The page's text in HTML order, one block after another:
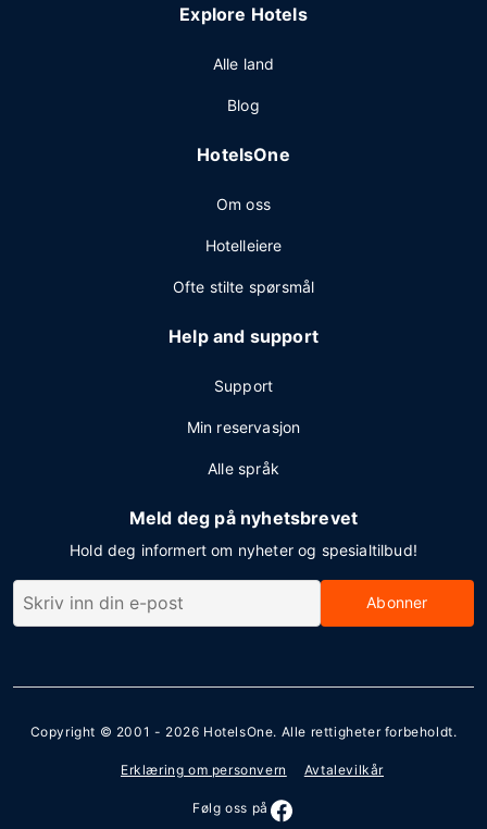
Explore Hotels
Alle land
Blog
HotelsOne
Om oss
Hotelleiere
Ofte stilte spørsmål
Help and support
Support
Min reservasjon
Alle språk
Meld deg på nyhetsbrevet
Hold deg informert om nyheter og spesialtilbud!
Abonner
Copyright © 2001 - 2026 HotelsOne. Alle rettigheter forbeholdt.
Erklæring om personvern Avtalevilkår
Følg oss på